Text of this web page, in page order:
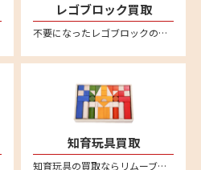
レゴブロック買取
不要になったレゴブロックの買取ならリムーブ。全国送料無料の宅配査定はこちら。
知育玩具買取
知育玩具の買取ならリムーブ。不用になった知育玩具は宅配買取で簡単に売ることができます。リトルダッチやリーウッド、ブリオ、ボーネルンドといった海外知育玩具の人気ブランドは特に買取強化中！